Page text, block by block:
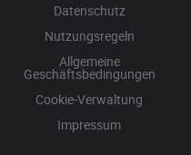
Datenschutz
Nutzungsregeln
Allgemeine
Geschäftsbedingungen
Cookie-Verwaltung
Impressum